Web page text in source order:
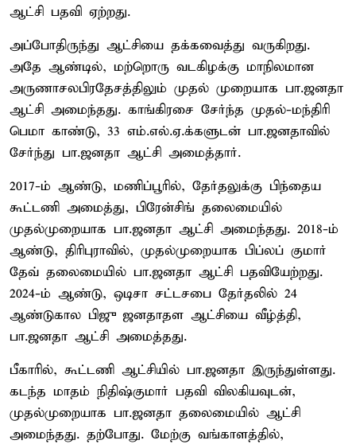
ஆட்சி பதவி ஏற்றது.
அப்போதிருந்து ஆட்சியை தக்கவைத்து வருகிறது.
அதே ஆண்டில், மற்றொரு வடகிழக்கு மாநிலமான
அருணாசலபிரதேசத்திலும் முதல் முறையாக பா.ஜனதா
ஆட்சி அமைந்தது. காங்கிரசை சேர்ந்த முதல்-மந்திரி
பெமா காண்டு, 33 எம்.எல்.ஏ.க்களுடன் பா.ஜனதாவில்
சேர்ந்து பா.ஜனதா ஆட்சி அமைத்தார்.
2017-ம் ஆண்டு, மணிப்பூரில், தேர்தலுக்கு பிந்தைய
கூட்டணி அமைத்து, பிரேன்சிங் தலைமையில்
முதல்முறையாக பா.ஜனதா ஆட்சி அமைந்தது. 2018-ம்
ஆண்டு, திரிபுராவில், முதல்முறையாக பிப்லப் குமார்
தேவ் தலைமையில் பா.ஜனதா ஆட்சி பதவியேற்றது.
2024-ம் ஆண்டு, ஒடிசா சட்டசபை தேர்தலில் 24
ஆண்டுகால பிஜு ஜனதாதள ஆட்சியை வீழ்த்தி,
பா.ஜனதா ஆட்சி அமைத்தது.
பீகாரில், கூட்டணி ஆட்சியில் பா.ஜனதா இருந்துள்ளது.
கடந்த மாதம் நிதிஷ்குமார் பதவி விலகியவுடன்,
முதல்முறையாக பா.ஜனதா தலைமையில் ஆட்சி
அமைந்தது. தற்போது. மேற்கு வங்காளத்தில்,